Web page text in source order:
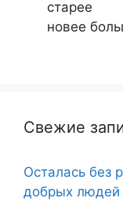
старее
новее
Свежие
Осталась без
добрых людей